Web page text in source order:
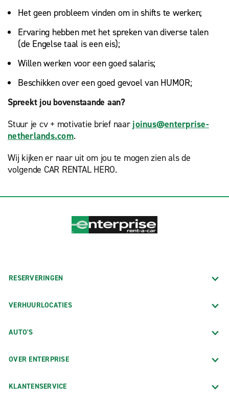
Het geen probleem vinden om in shifts te werken;
Ervaring hebben met het spreken van diverse talen
(de Engelse taal is een eis);
Willen werken voor een goed salaris;
Beschikken over een goed gevoel van HUMOR;
Spreekt jou bovenstaande aan?
Stuur je cv + motivatie brief naar joinus@enterprise-
netherlands.com.
Wij kijken er naar uit om jou te mogen zien als de
volgende CAR RENTAL HERO.
RESERVERINGEN
VERHUURLOCATIES
AUTO'S
OVER ENTERPRISE
KLANTENSERVICE